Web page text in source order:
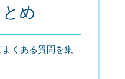
め
よくある質問を集